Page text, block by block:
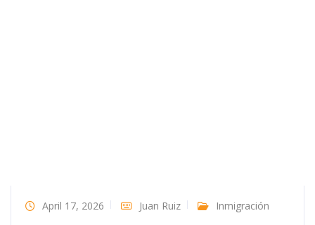
April 17, 2026 Juan Ruiz Inmigración